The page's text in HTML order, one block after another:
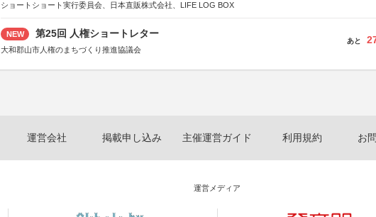
ショートショート実行委員会、日本直販株式会社、LIFE LOG BOX
NEW 第25回 人権ショートレター
大和郡山市人権のまちづくり推進協議会
あと
運営会社 掲載申し込み 主催運営ガイド 利用規約 お
運営メディア